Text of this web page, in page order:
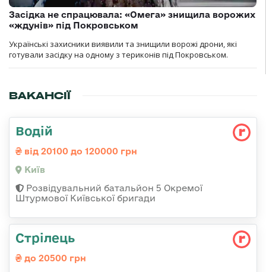
Засідка не спрацювала: «Омега» знищила ворожих
«ждунів» під Покровськом
Українські захисники виявили та знищили ворожі дрони, які
готували засідку на одному з териконів під Покровськом.
ВАКАНСІЇ
Водій
від 20100 до 120000 грн
Київ
Розвідувальний батальйон 5 Окремої
Штурмової Київської бригади
Стрілець
до 20500 грн